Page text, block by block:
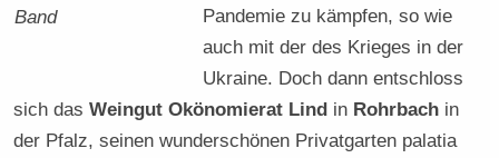
Band
Pandemie zu kämpfen, so wie
auch mit der des Krieges in der
Ukraine. Doch dann entschloss
sich dasWeingut Okönomierat Lind in Rohrbach in
der Pfalz, seinen wunderschönen Privatgarten palatia